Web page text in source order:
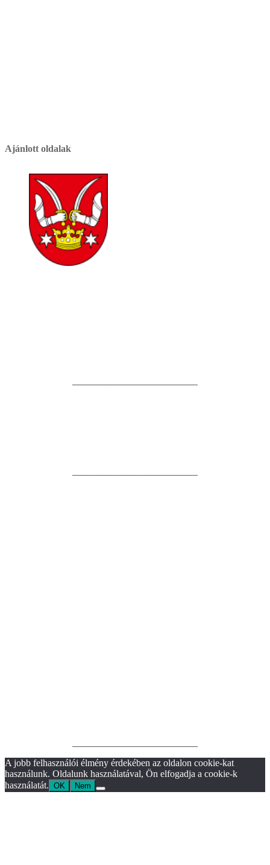
Ajánlott oldalak
A jobb felhasználói élmény érdekében az oldalon cookie-kat
használunk. Oldalunk használatával, Ön elfogadja a cookie-k
használatát. OK Nem